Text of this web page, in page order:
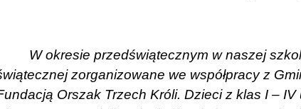
W okresie przedświątecznym w naszej
zorganizowane we współpracy z
Orszak Trzech Króli. Dzieci z klas I – IV